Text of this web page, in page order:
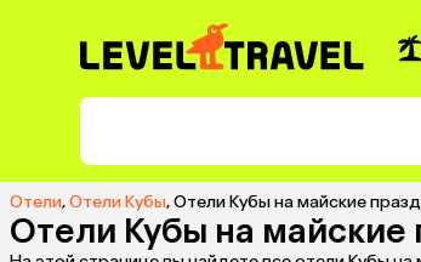
Отели,Отели Кубы,Отели Кубы на майские
Отели Кубы на майские